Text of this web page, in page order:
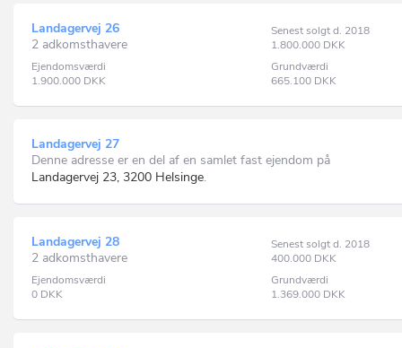
Landagervej 26
2 adkomsthavere
Senest solgt d. 2018
1.800.000 DKK
Ejendomsværdi
1.900.000 DKK
Grundværdi
665.100 DKK
Landagervej 27
Denne adresse er en del af en samlet fast ejendom på
Landagervej 23, 3200 Helsinge.
Landagervej 28
2 adkomsthavere
Senest solgt d. 2018
400.000 DKK
Ejendomsværdi
0 DKK
Grundværdi
1.369.000 DKK